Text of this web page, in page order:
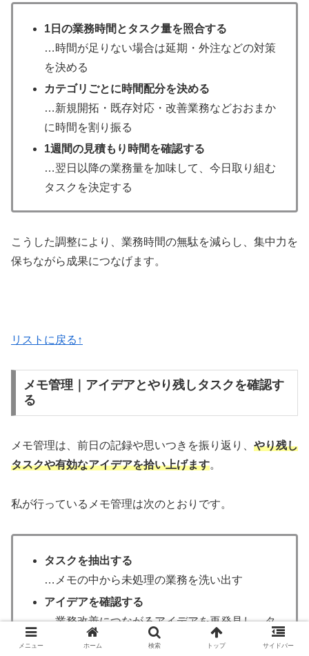
1日の業務時間とタスク量を照合する
…時間が足りない場合は延期・外注などの対策
を決める
カテゴリごとに時間配分を決める
…新規開拓・既存対応・改善業務などおおまか
に時間を割り振る
1週間の見積もり時間を確認する
…翌日以降の業務量を加味して、今日取り組む
タスクを決定する
こうした調整により、業務時間の無駄を減らし、集中力を
保ちながら成果につなげます。
リストに戻る↑
メモ管理｜アイデアとやり残しタスクを確認す
る
メモ管理は、前日の記録や思いつきを振り返り、 やり残し
タスクや有効なアイデアを拾い上げます。
私が行っているメモ管理は次のとおりです。
タスクを抽出する
…メモの中から未処理の業務を洗い出す
アイデアを確認する
…業務改善につながるアイデアを再発見し、タ
スク化する
メニュー ホーム 検索 トップ サイドバー